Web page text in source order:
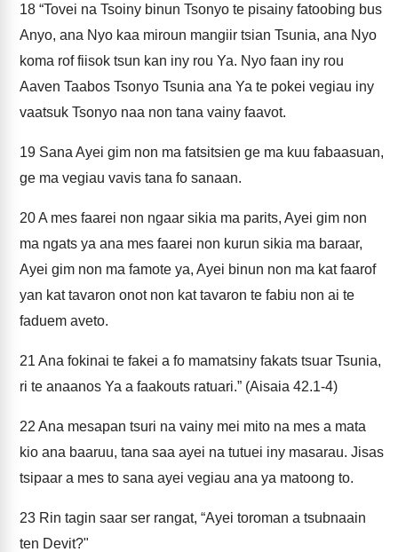
18 “Tovei na Tsoiny binun Tsonyo te pisainy fatoobing bus
Anyo, ana Nyo kaa miroun mangiir tsian Tsunia, ana Nyo
koma rof fiisok tsun kan iny rou Ya. Nyo faan iny rou
Aaven Taabos Tsonyo Tsunia ana Ya te pokei vegiau iny
vaatsuk Tsonyo naa non tana vainy faavot.
19 Sana Ayei gim non ma fatsitsien ge ma kuu fabaasuan,
ge ma vegiau vavis tana fo sanaan.
20A mes faarei non ngaar sikia ma parits, Ayei gim non
ma ngats ya ana mes faarei non kurun sikia ma baraar,
Ayei gim non ma famote ya, Ayei binun non ma kat faarof
yan kat tavaron onot non kat tavaron te fabiu non ai te
faduem aveto.
21 Ana fokinai te fakei a fo mamatsiny fakats tsuar Tsunia,
ri te anaanos Ya a faakouts ratuari.” (Aisaia 42.1-4)
22 Ana mesapan tsuri na vainy mei mito na mes a mata
kio ana baaruu, tana saa ayei na tutuei iny masarau. Jisas
tsipaar a mes to sana ayei vegiau ana ya matoong to.
23 Rin tagin saar ser rangat, “Ayei toroman a tsubnaain
ten Devit?"